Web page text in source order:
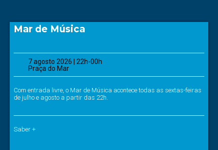
Mar de Música
7 agosto 2026 | 22h-00h
Praça do Mar
Com entrada livre, o Mar de Música acontece todas as sextas-feiras
de julho e agosto a partir das 22h.
Saber +